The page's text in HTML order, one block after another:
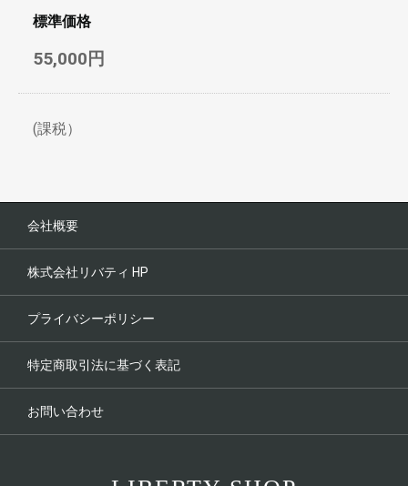
標準価格
55,000円
(課税）
会社概要
株式会社リバティ HP
プライバシーポリシー
特定商取引法に基づく表記
お問い合わせ